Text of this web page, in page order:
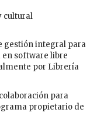
cultural
gestión integral para
software libre
por Librería
para
propietario de